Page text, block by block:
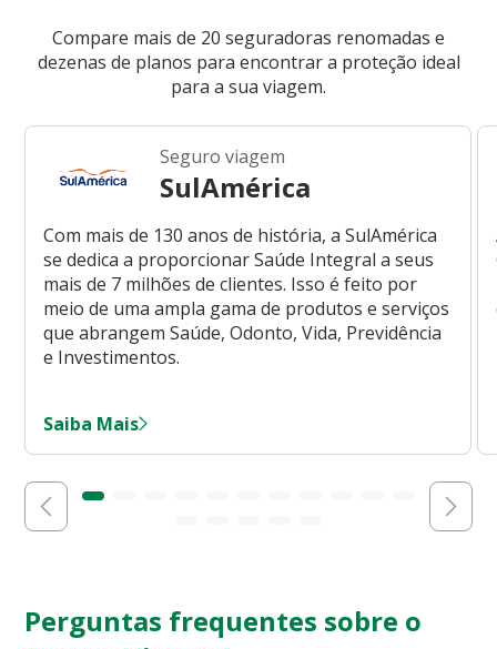
Compare mais de 20 seguradoras renomadas e
dezenas de planos para encontrar a proteção ideal
para a sua viagem.
Seguro viagem
SulAmérica
Com mais de 130 anos de história, a SulAmérica
se dedica a proporcionar Saúde Integral a seus
mais de 7 milhões de clientes. Isso é feito por
meio de uma ampla gama de produtos e serviços
que abrangem Saúde, Odonto, Vida, Previdência
e Investimentos.
Saiba Mais
Perguntas frequentes sobre o